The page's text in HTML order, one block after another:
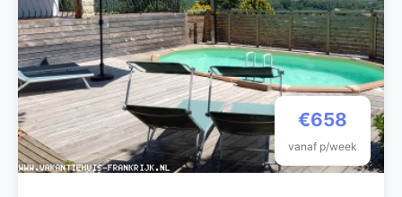
€658
vanaf p/week